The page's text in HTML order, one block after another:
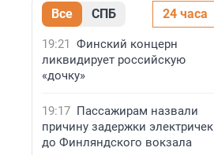
Все СПБ 24 часа
19:21 Финский концерн
ликвидирует российскую
«дочку»
19:17 Пассажирам назвали
причину задержки электричек
до Финляндского вокзала